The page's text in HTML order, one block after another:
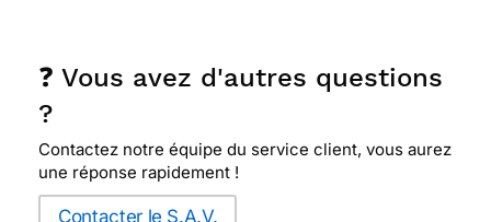
❓ Vous avez d'autres questions
?
Contactez notre équipe du service client, vous aurez
une réponse rapidement !
Contacter le S.A.V.